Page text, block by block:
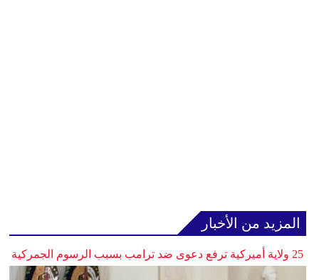
المزيد من الأخبار
25 ولاية أميركية ترفع دعوى ضد ترامب بسبب الرسوم الجمركية